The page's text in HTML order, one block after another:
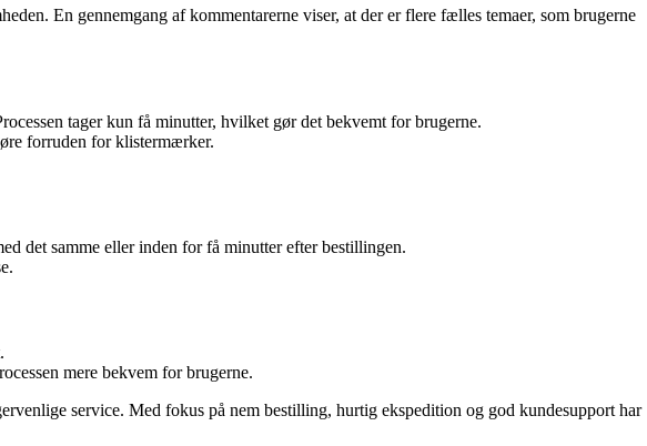
En gennemgang af kommentarerne viser, at der er flere fælles temaer, som brugerne
tager kun få minutter, hvilket gør det bekvemt for brugerne.
forruden for klistermærker.
det samme eller inden for få minutter efter bestillingen.
mere bekvem for brugerne.
service. Med fokus på nem bestilling, hurtig ekspedition og god kundesupport har